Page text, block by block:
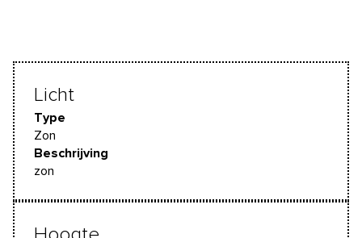
Licht
Type
Zon
Beschrijving
zon